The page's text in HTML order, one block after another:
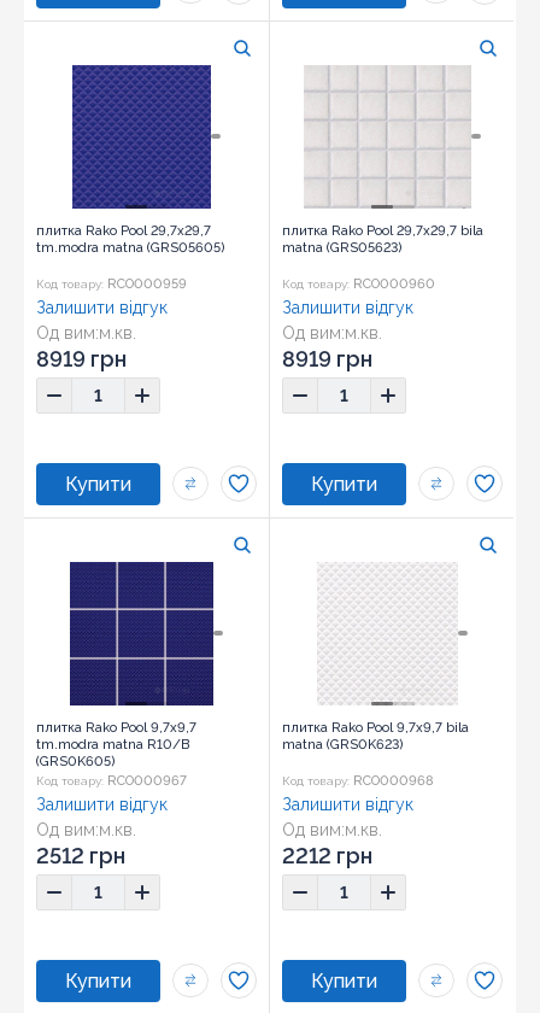
плитка Rako Pool 29,7x29,7
tm.modra matna (GRS05605)
Код товару: RCO000959
Од вим:м.кв.
Розмір:29,7x29,7
Залишити відгук
8919 грн
плитка Rako Pool 29,7x29,7 bila
matna (GRS05623)
Код товару: RCO000960
Од вим:м.кв.
Розмір:29,7x29,7
Залишити відгук
8919 грн
плитка Rako Pool 9,7x9,7
tm.modra matna R10/B
(GRS0K605)
Код товару: RCO000967
Од вим:м.кв.
Розмір:9,7x9,7
Залишити відгук
2512 грн
плитка Rako Pool 9,7x9,7 bila
matna (GRS0K623)
Код товару: RCO000968
Од вим:м.кв.
Розмір:9,7x9,7
Залишити відгук
2212 грн